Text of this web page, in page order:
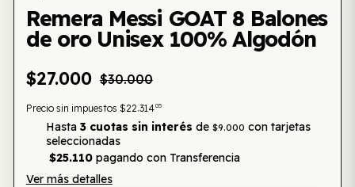
Remera Messi GOAT 8 Balones
de oro Unisex 100% Algodón
$27.000 $30.000
Precio sin impuestos $22.31405
Hasta 3 cuotas sin interés de $9.000 con tarjetas
seleccionadas
$25.110pagando con Transferencia
Ver más detalles